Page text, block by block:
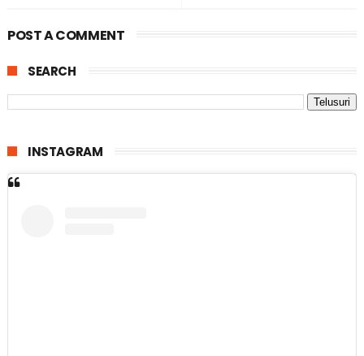
POST A COMMENT
SEARCH
INSTAGRAM